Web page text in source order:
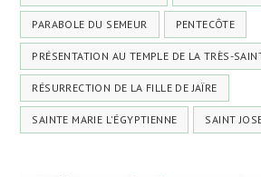
PARABOLE DU SEMEUR PENTECÔTE
PRÉSENTATION AU TEMPLE DE LA TRÈS-
RÉSURRECTION DE LA FILLE DE JAÏRE
SAINTE MARIE L'ÉGYPTIENNE SAINT